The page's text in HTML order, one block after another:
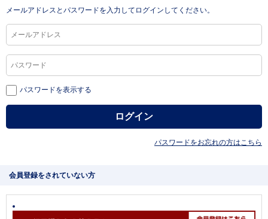
メールアドレスとパスワードを入力してログインしてください。
パスワードを表示する
パスワードをお忘れの方はこちら
会員登録をされていない方